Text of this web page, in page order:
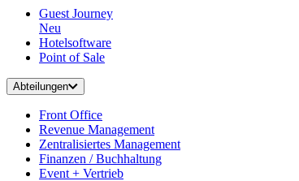
Guest Journey
Neu
Hotelsoftware
Point of Sale
Abteilungen
Front Office
Revenue Management
Zentralisiertes Management
Finanzen / Buchhaltung
Event + Vertrieb